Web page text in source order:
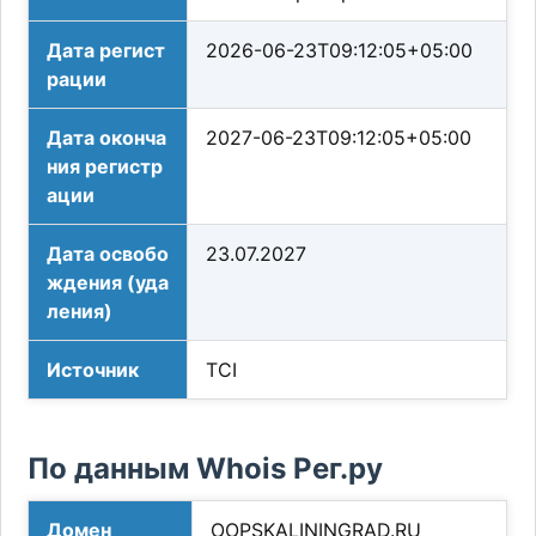
Дата регист
рации
2026-06-23T09:12:05+05:00
Дата оконча
ния регистр
ации
2027-06-23T09:12:05+05:00
Дата освобо
ждения (уда
ления)
23.07.2027
Источник TCI
По данным Whois Рег.ру
Домен OOPSKALININGRAD.RU